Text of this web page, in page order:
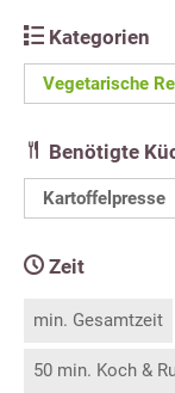
Kategorien
Vegetarische
Benötigte
Kartoffelpresse
Zeit
min. Gesamtzeit
50 min. Koch &